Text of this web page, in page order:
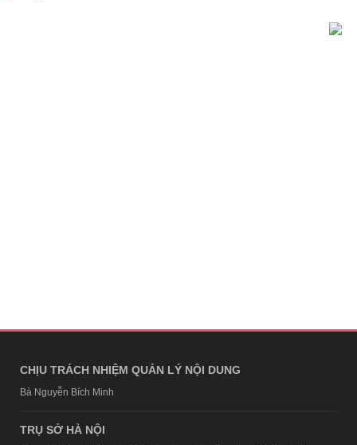
CHỊU TRÁCH NHIỆM QUẢN LÝ NỘI DUNG
Bà Nguyễn Bích Minh
TRỤ SỞ HÀ NỘI